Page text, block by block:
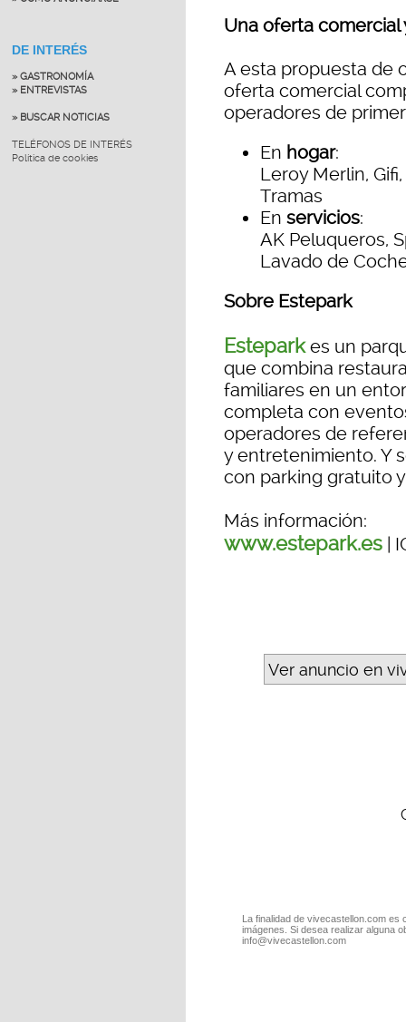
DE INTERÉS
» GASTRONOMÍA
» ENTREVISTAS
» BUSCAR NOTICIAS
TELÉFONOS DE INTERÉS
Política de cookies
Una oferta
A esta propuesta de
oferta comercial
operadores de
En hogar:
Leroy Merlin,
Tramas
En servicios:
AK Peluqueros,
Lavado de
Sobre Estepark
Esteparkes un
que combina
familiares en un
completa con
operadores de
y entretenimiento. Y
con parking gratuito
Más información:
www.estepark.es |
Ver anuncio en
La finalidad de vivecastellon.com
imágenes. Si desea realizar alguna
info@vivecastellon.com